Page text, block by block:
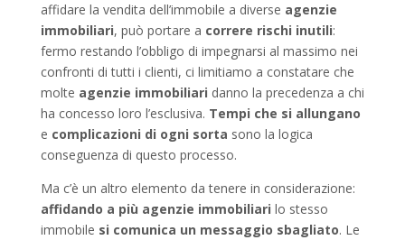
affidare la vendita dell’immobile a diverse agenzie
immobiliari, può portare a correre rischi inutili:
fermo restando l’obbligo di impegnarsi al massimo nei
confronti di tutti i clienti, ci limitiamo a constatare che
molte agenzie immobiliari danno la precedenza a chi
ha concesso loro l’esclusiva. Tempi che si allungano
e complicazioni di ogni sorta sono la logica
conseguenza di questo processo.
Ma c’è un altro elemento da tenere in considerazione:
affidando a più agenzie immobiliari lo stesso
immobile si comunica un messaggio sbagliato. Le